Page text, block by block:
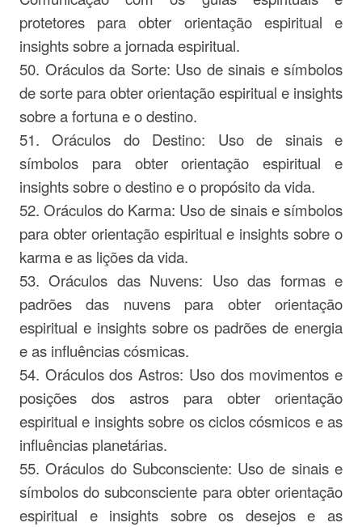
protetores para obter orientação espiritual e
insights sobre a jornada espiritual.
50. Oráculos da Sorte: Uso de sinais e símbolos
de sorte para obter orientação espiritual e insights
sobre a fortuna e o destino.
51. Oráculos do Destino: Uso de sinais e
símbolos para obter orientação espiritual e
insights sobre o destino e o propósito da vida.
52. Oráculos do Karma: Uso de sinais e símbolos
para obter orientação espiritual e insights sobre o
karma e as lições da vida.
53. Oráculos das Nuvens: Uso das formas e
padrões das nuvens para obter orientação
espiritual e insights sobre os padrões de energia
e as influências cósmicas.
54. Oráculos dos Astros: Uso dos movimentos e
posições dos astros para obter orientação
espiritual e insights sobre os ciclos cósmicos e as
influências planetárias.
55. Oráculos do Subconsciente: Uso de sinais e
símbolos do subconsciente para obter orientação
espiritual e insights sobre os desejos e as